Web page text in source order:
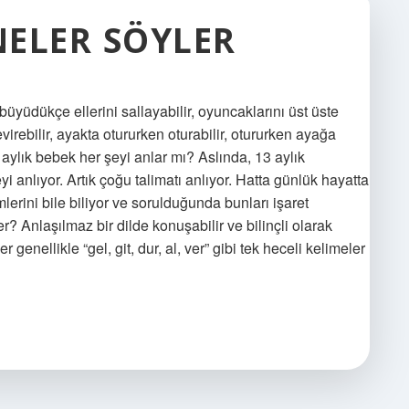
SÖYLER
ellerini sallayabilir, oyuncaklarını üst üste
ayakta otururken oturabilir, otururken ayağa
bebek her şeyi anlar mı? Aslında, 13 aylık
Artık çoğu talimatı anlıyor. Hatta günlük hayatta
bile biliyor ve sorulduğunda bunları işaret
Anlaşılmaz bir dilde konuşabilir ve bilinçli olarak
genellikle “gel, git, dur, al, ver” gibi tek heceli kelimeler